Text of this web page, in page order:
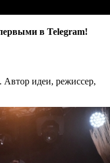
в Telegram!
Автор идеи, режиссер,